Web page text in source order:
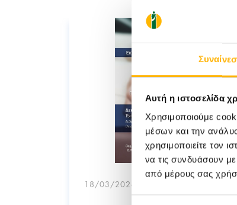
Αυτή η ιστοσελίδα
Χρησιμοποιούμε
μέσων και την
χρησιμοποιείτε τον
να τις συνδυάσουν
από μέρους σας
18/03/2026